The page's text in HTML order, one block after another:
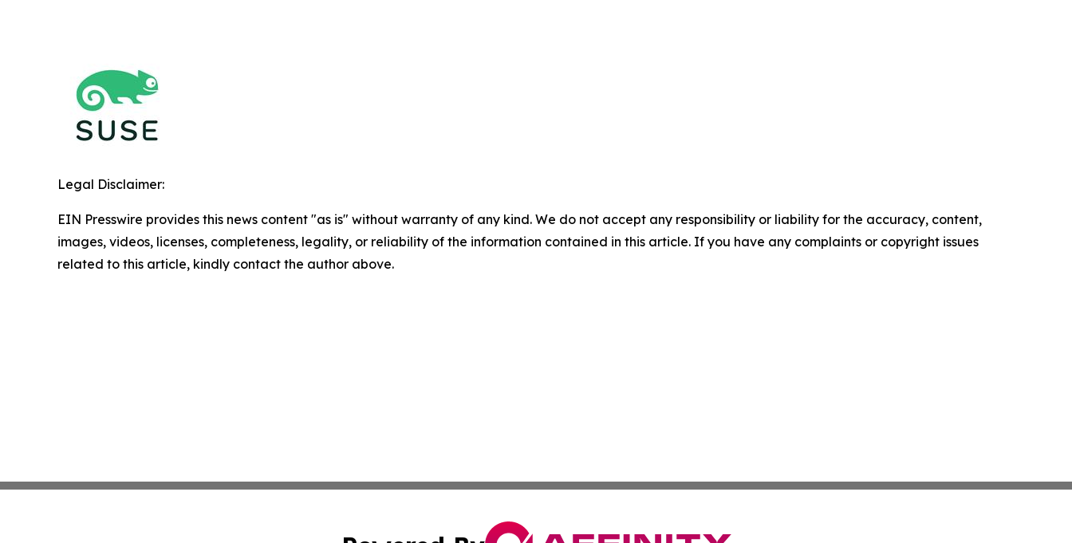
Legal Disclaimer:
EIN Presswire provides this news content "as is" without warranty of any kind. We do not accept any responsibility or liability for the accuracy, content,
images, videos, licenses, completeness, legality, or reliability of the information contained in this article. If you have any complaints or copyright issues
related to this article, kindly contact the author above.